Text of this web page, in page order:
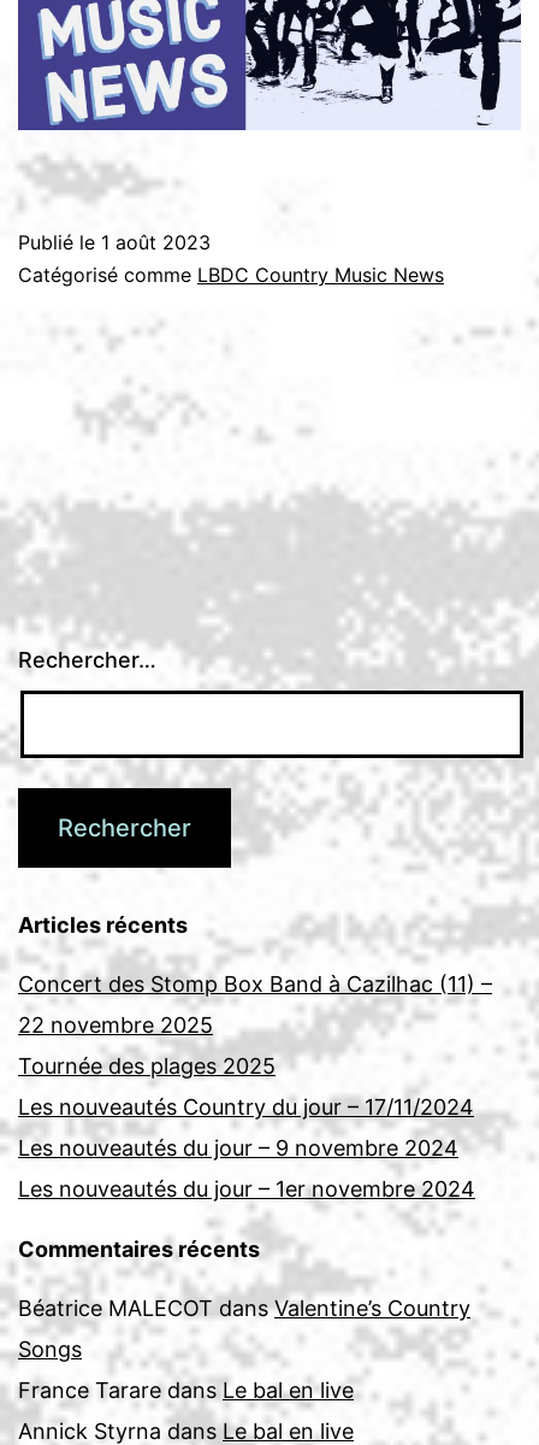
Publié le 1 août 2023
Catégorisé comme LBDC Country Music News
Rechercher…
Articles récents
Concert des Stomp Box Band à Cazilhac (11) –
22 novembre 2025
Tournée des plages 2025
Les nouveautés Country du jour – 17/11/2024
Les nouveautés du jour – 9 novembre 2024
Les nouveautés du jour – 1er novembre 2024
Commentaires récents
Béatrice MALECOT dansValentine’s Country
Songs
France Tarare dans Le bal en live
Annick Styrna dansLe bal en live